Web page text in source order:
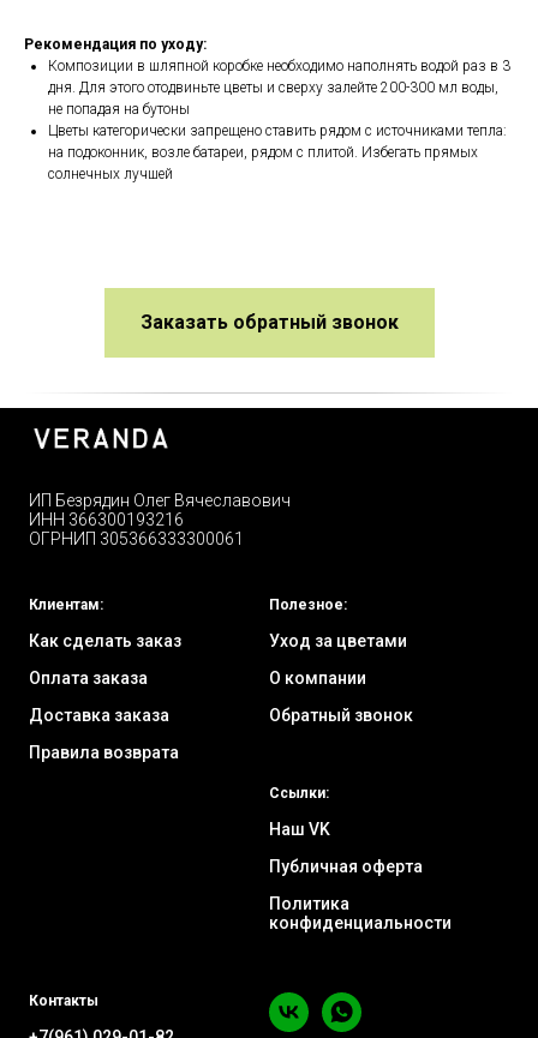
Рекомендация по уходу:
Композиции в шляпной коробке необходимо наполнять водой раз в 3
дня. Для этого отодвиньте цветы и сверху залейте 200-300 мл воды,
не попадая на бутоны
Цветы категорически запрещено ставить рядом с источниками тепла:
на подоконник, возле батареи, рядом с плитой. Избегать прямых
солнечных лучшей
Заказать обратный звонок
ИП Безрядин Олег Вячеславович
ИНН 366300193216
ОГРНИП 305366333300061
Клиентам:
Как сделать заказ
Оплата заказа
Доставка заказа
Правила возврата
Полезное:
Уход за цветами
О компании
Обратный звонок
Ссылки:
Наш VK
Публичная оферта
Политика
конфиденциальности
Контакты